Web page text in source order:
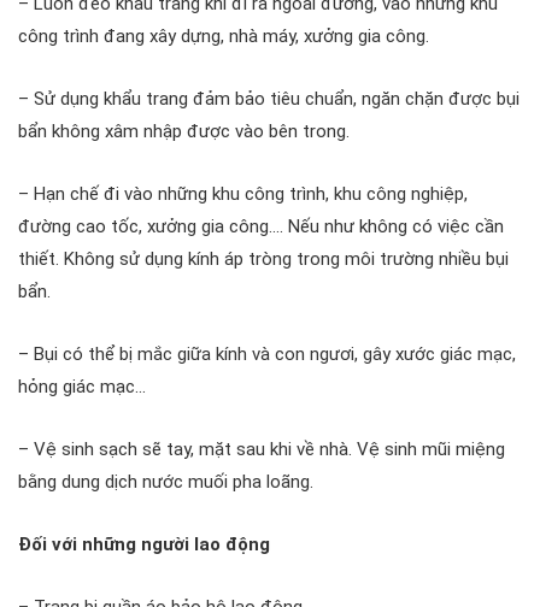
công trình đang xây dựng, nhà máy, xưởng gia công.
– Sử dụng khẩu trang đảm bảo tiêu chuẩn, ngăn chặn được bụi
bẩn không xâm nhập được vào bên trong.
– Hạn chế đi vào những khu công trình, khu công nghiệp,
đường cao tốc, xưởng gia công…. Nếu như không có việc cần
thiết. Không sử dụng kính áp tròng trong môi trường nhiều bụi
bẩn.
– Bụi có thể bị mắc giữa kính và con ngươi, gây xước giác mạc,
hỏng giác mạc…
– Vệ sinh sạch sẽ tay, mặt sau khi về nhà. Vệ sinh mũi miệng
bằng dung dịch nước muối pha loãng.
Đối với những người lao động